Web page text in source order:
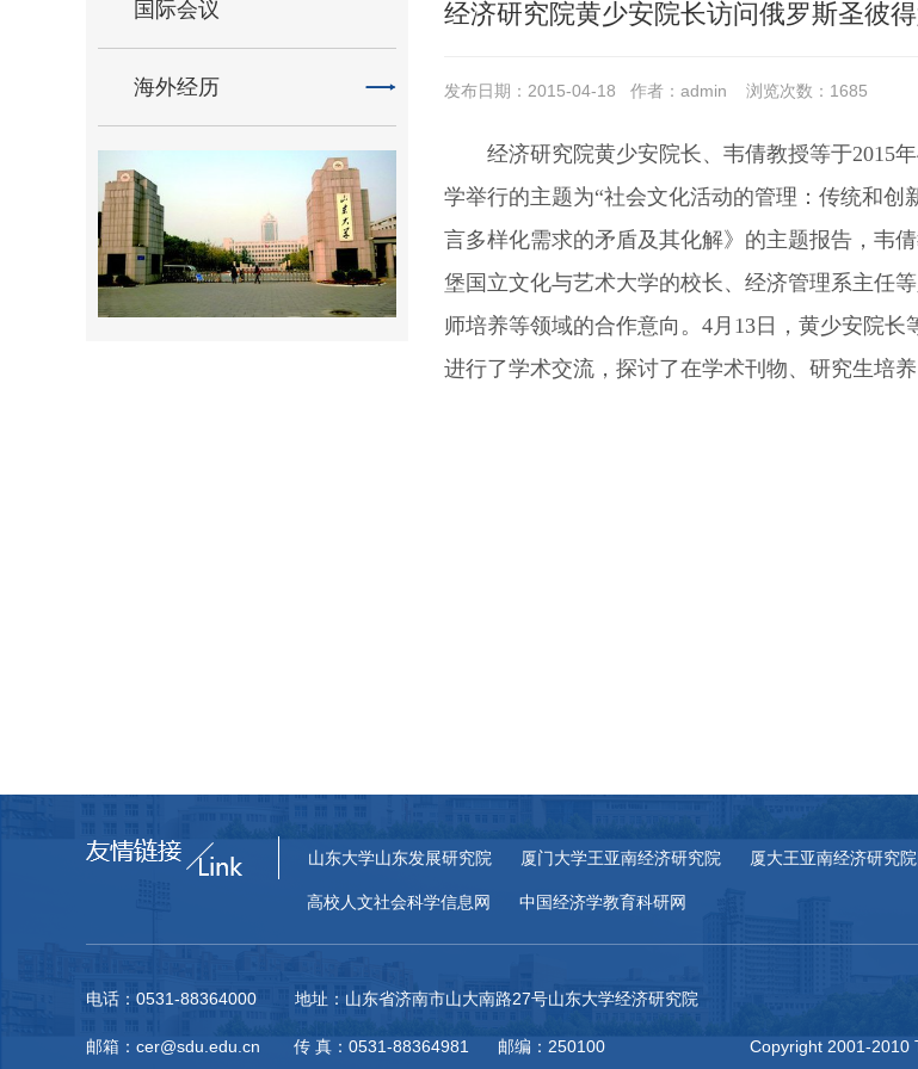
国际会议
海外经历
经济研究院黄少安院长访问俄罗斯圣彼
发布日期：2015-04-18 作者：admin 浏览次数： 1685
经济研究院黄少安院长、韦倩教授等于2015
学举行的主题为“社会文化活动的管理：传统和
言多样化需求的矛盾及其化解》的主题报告，韦
堡国立文化与艺术大学的校长、经济管理系主任
师培养等领域的合作意向。4月13日，黄少安院
进行了学术交流，探讨了在学术刊物、研究生培
山东大学山东发展研究院 厦门大学王亚南经济研究院 厦大王亚南经济研究
高校人文社会科学信息网 中国经济学教育科研网
电话：0531-88364000 地址：山东省济南市山大南路27号山东大学经济研究院
邮箱：cer@sdu.edu.cn 传 真：0531-88364981 邮编：250100 Copyright 2001-2010